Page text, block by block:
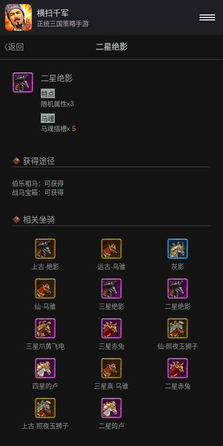
横扫千军
正统三国策略手游
〈返回 二星绝影
二星绝影
特点
随机属性x3
马魂
马魂插槽x 5
获得途径
伯乐相马： 可获得
战马宝箱： 可获得
相关坐骑
上古·绝影 远古·乌骓 灰影
仙·乌骓 三星绝影 二星绝影
三星爪黄飞电 三星赤兔 仙·照夜玉狮子
四星的卢 三星真·乌骓 二星赤兔
上古·照夜玉狮子 二星的卢